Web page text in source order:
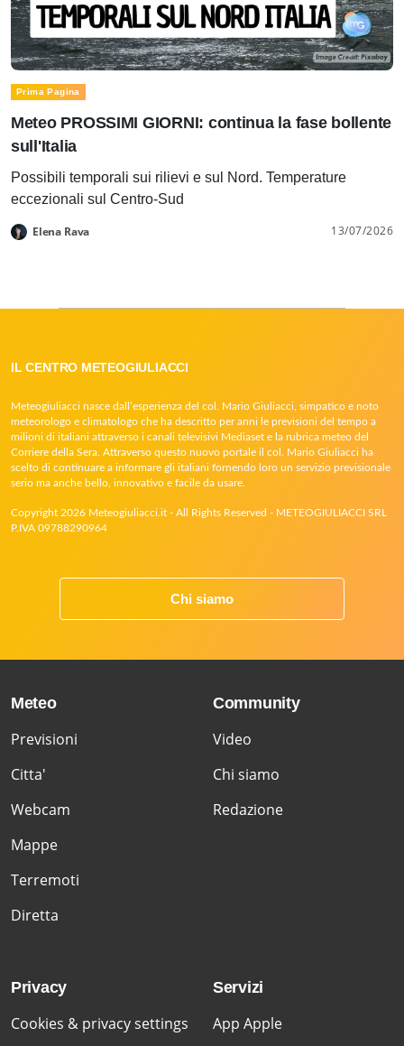
Prima Pagina
Meteo PROSSIMI GIORNI: continua la fase bollente
sull'Italia
Possibili temporali sui rilievi e sul Nord. Temperature
eccezionali sul Centro-Sud
Elena Rava 13/07/2026
IL CENTRO METEOGIULIACCI
Meteogiuliacci nasce dall’esperienza del col. Mario Giuliacci, simpatico e noto
meteorologo e climatologo che ha descritto per anni le previsioni del tempo a
milioni di italiani attraverso i canali televisivi Mediaset e la rubrica meteo del
Corriere della Sera. Attraverso questo nuovo portale il col. Mario Giuliacci ha
scelto di continuare a informare gli italiani fornendo loro un servizio previsionale
serio ma anche bello, innovativo e facile da usare.
Copyright 2026 Meteogiuliacci.it - All Rights Reserved - METEOGIULIACCI SRL
P.IVA 09788290964
Chi siamo
Meteo
Previsioni
Citta'
Webcam
Mappe
Terremoti
Diretta
Community
Video
Chi siamo
Redazione
Privacy
Cookies & privacy settings
Servizi
App Apple